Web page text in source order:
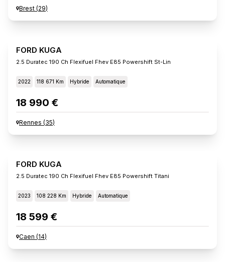
Brest (29)
FORD KUGA
2.5 Duratec 190 Ch Flexifuel Fhev E85 Powershift St-Lin
2022 118 671 Km Hybride Automatique
18 990 €
Rennes (35)
FORD KUGA
2.5 Duratec 190 Ch Flexifuel Fhev E85 Powershift Titani
2023 108 228 Km Hybride Automatique
18 599 €
Caen (14)